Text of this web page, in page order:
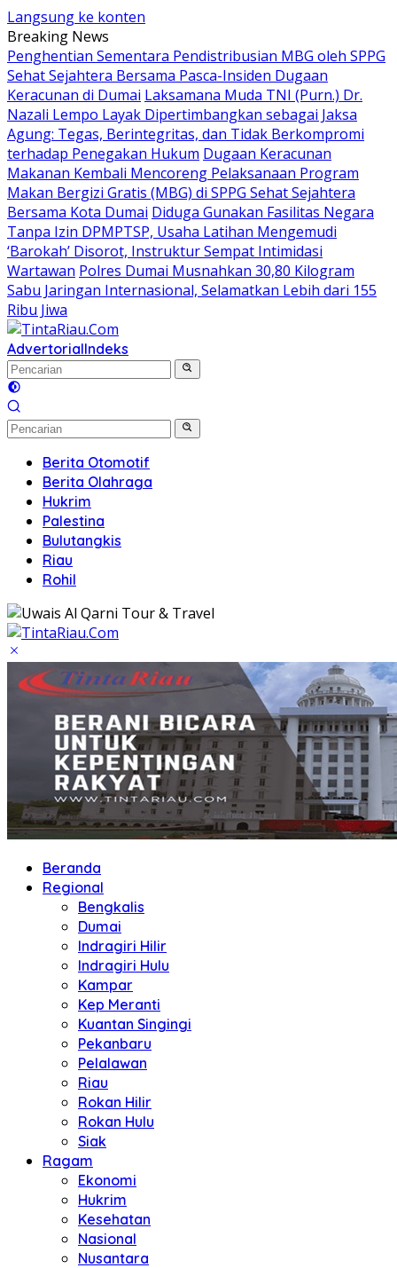
Langsung ke konten
Breaking News
Penghentian Sementara Pendistribusian MBG oleh SPPG
Sehat Sejahtera Bersama Pasca-Insiden Dugaan
Keracunan di Dumai Laksamana Muda TNI (Purn.) Dr.
Nazali Lempo Layak Dipertimbangkan sebagai Jaksa
Agung: Tegas, Berintegritas, dan Tidak Berkompromi
terhadap Penegakan Hukum Dugaan Keracunan
Makanan Kembali Mencoreng Pelaksanaan Program
Makan Bergizi Gratis (MBG) di SPPG Sehat Sejahtera
Bersama Kota Dumai Diduga Gunakan Fasilitas Negara
Tanpa Izin DPMPTSP, Usaha Latihan Mengemudi
‘Barokah’ Disorot, Instruktur Sempat Intimidasi
Wartawan Polres Dumai Musnahkan 30,80 Kilogram
Sabu Jaringan Internasional, Selamatkan Lebih dari 155
Ribu Jiwa
AdvertorialIndeks
Berita Otomotif
Berita Olahraga
Hukrim
Palestina
Bulutangkis
Riau
Rohil
Beranda
Regional
Bengkalis
Dumai
Indragiri Hilir
Indragiri Hulu
Kampar
Kep Meranti
Kuantan Singingi
Pekanbaru
Pelalawan
Riau
Rokan Hilir
Rokan Hulu
Siak
Ragam
Ekonomi
Hukrim
Kesehatan
Nasional
Nusantara